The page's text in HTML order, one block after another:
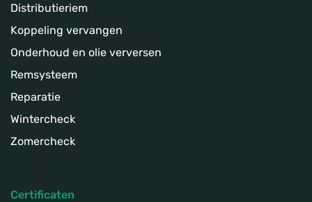
Distributieriem
Koppeling­ vervangen
Onderhoud en olie verversen
Remsysteem
Reparatie
Wintercheck
Zomercheck
Certificaten